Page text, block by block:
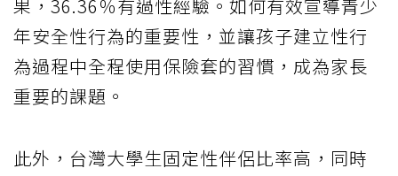
果，36.36％有過性經驗。如何有效宣導青少
年安全性行為的重要性，並讓孩子建立性行
為過程中全程使用保險套的習慣，成為家長
重要的課題。
此外，台灣大學生固定性伴侶比率高，同時